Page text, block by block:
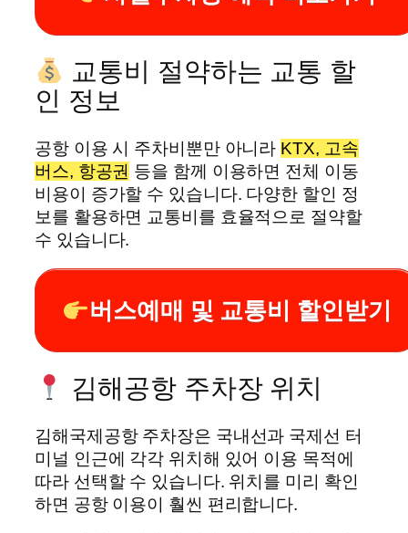
교통비 절약하는 교통 할
인 정보
공항 이용 시 주차비뿐만 아니라 KTX, 고속
버스, 항공권 등을 함께 이용하면 전체 이동
비용이 증가할 수 있습니다. 다양한 할인 정
보를 활용하면 교통비를 효율적으로 절약할
수 있습니다.
버스예매 및 교통비 할인받기
김해공항 주차장 위치
김해국제공항 주차장은 국내선과 국제선 터
미널 인근에 각각 위치해 있어 이용 목적에
따라 선택할 수 있습니다. 위치를 미리 확인
하면 공항 이용이 훨씬 편리합니다.